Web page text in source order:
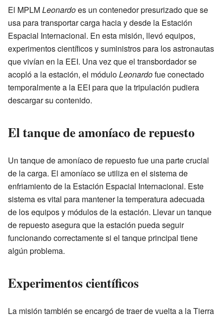
El MPLMLeonardoes un contenedor presurizado que se
usa para transportar carga hacia y desde la Estación
Espacial Internacional. En esta misión, llevó equipos,
experimentos científicos y suministros para los astronautas
que vivían en la EEI. Una vez que el transbordador se
acopló a la estación, el móduloLeonardofue conectado
temporalmente a la EEI para que la tripulación pudiera
descargar su contenido.
El tanque de amoníaco de repuesto
Un tanque de amoníaco de repuesto fue una parte crucial
de la carga. El amoníaco se utiliza en el sistema de
enfriamiento de la Estación Espacial Internacional. Este
sistema es vital para mantener la temperatura adecuada
de los equipos y módulos de la estación. Llevar un tanque
de repuesto asegura que la estación pueda seguir
funcionando correctamente si el tanque principal tiene
algún problema.
Experimentos científicos
La misión también se encargó de traer de vuelta a la Tierra